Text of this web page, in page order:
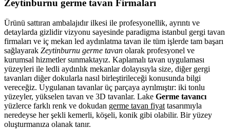
Zeytinburnu germe tavan Firmaları
Ürünü sattıran ambalajıdır ilkesi ile profesyonellik, ayrıntı ve
detaylarda gizlidir vizyonu sayesinde paradigma istanbul gergi tavan
firmaları ve iç mekan led aydınlatma tavan ile tüm işlerde tam başarı
sağlayarak Zeytinburnu germe tavan olarak profesyonel ve
kurumsal hizmetler sunmaktayız. Kaplamalı tavan uygulaması
yüzeyleri ile ledli aydınlık mekanlar dolayısıyla size, diğer gergi
tavanları diğer dokularla nasıl birleştirileceği konusunda bilgi
vereceğiz. Uygulanan tavanlar üç parçaya ayrılmıştır: iki tonlu
yüzeyler, yükselen tavan ve 3D tavanlar. Lake Germe tavancı
yüzlerce farklı renk ve dokudan germe tavan fiyat tasarımıyla
neredeyse her şekli kemerli, köşeli, konik gibi olabilir. Bir yüzey
oluşturmanıza olanak tanır.